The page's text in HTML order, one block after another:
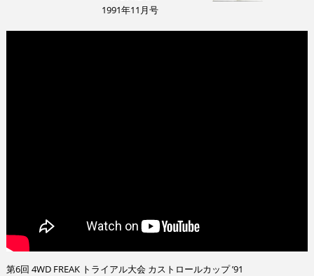
1991年11月号
第6回 4WD FREAK トライアル大会 カストロールカップ ’91